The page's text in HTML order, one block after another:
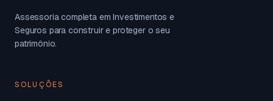
Assessoria completa em Investimentos e
Seguros para construir e proteger o seu
patrimônio.
SOLUÇÕES